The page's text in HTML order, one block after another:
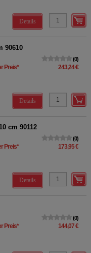
Details
90610
0
Preis* 243,24 €
Details
cm 90112
0
Preis* 173,95 €
Details
0
Preis* 144,07 €